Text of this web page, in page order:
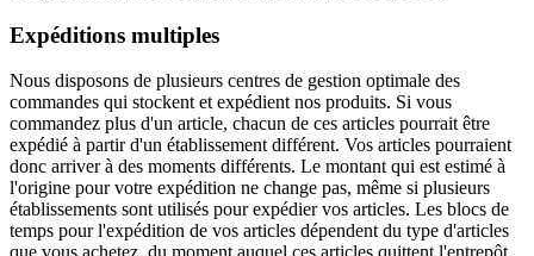
Expéditions multiples
Nous disposons de plusieurs centres de gestion optimale des
commandes qui stockent et expédient nos produits. Si vous
commandez plus d'un article, chacun de ces articles pourrait être
expédié à partir d'un établissement différent. Vos articles pourraient
donc arriver à des moments différents. Le montant qui est estimé à
l'origine pour votre expédition ne change pas, même si plusieurs
établissements sont utilisés pour expédier vos articles. Les blocs de
temps pour l'expédition de vos articles dépendent du type d'articles